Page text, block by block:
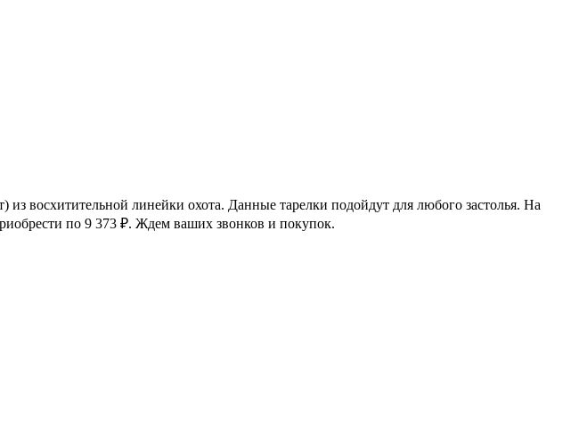
из восхитительной линейки охота. Данные тарелки подойдут для любого застолья. На
по 9 373 ₽. Ждем ваших звонков и покупок.